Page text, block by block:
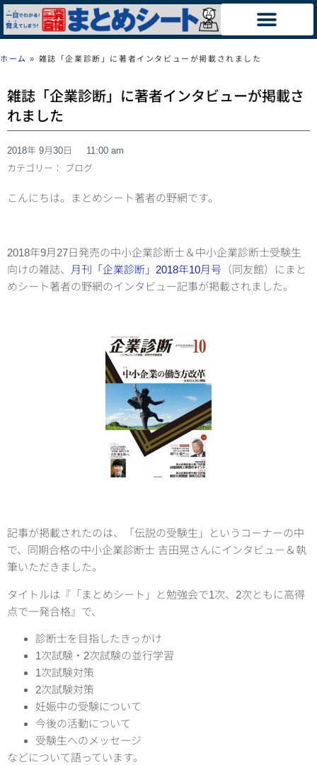
ホーム » 雑誌「企業診断」に著者インタビューが掲載されました
雑誌「企業診断」に著者インタビューが掲載さ
れました
2018年 9月30日
11:00 am
カテゴリー：
ブログ
こんにちは。まとめシート著者の野網です。
2018年9月27日発売の中小企業診断士＆中小企業診断士受験生
向けの雑誌、
月刊「企業診断」2018年10月号 （同友館）にまと
めシート著者の野網のインタビュー記事が掲載されました。
記事が掲載されたのは、「伝説の受験生」というコーナーの中
で、同期合格の中小企業診断士 吉田晃さんにインタビュー＆執
筆いただきました。
タイトルは『「まとめシート」と勉強会で1次、2次ともに高得
点で一発合格』で、
診断士を目指したきっかけ
1次試験・2次試験の並行学習
1次試験対策
2次試験対策
妊娠中の受験について
今後の活動について
受験生へのメッセージ
などについて語っています。